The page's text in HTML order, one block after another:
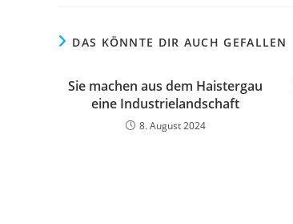
DAS KÖNNTE DIR AUCH GEFALLEN
Sie machen aus dem Haistergau
eine Industrielandschaft
8. August 2024